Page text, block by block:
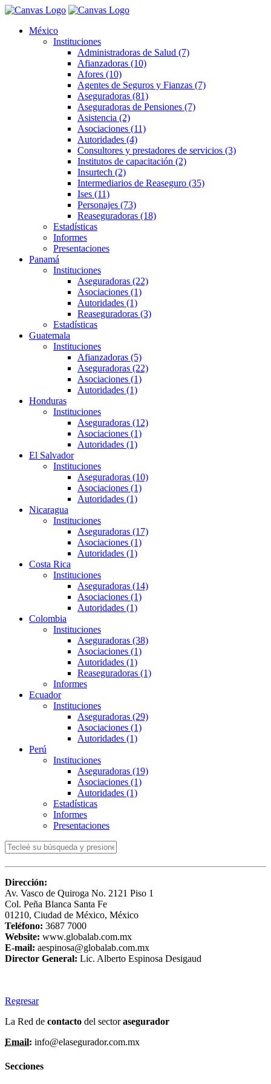
México
Instituciones
Administradoras de Salud (7)
Afianzadoras (10)
Afores (10)
Agentes de Seguros y Fianzas (7)
Aseguradoras (81)
Aseguradoras de Pensiones (7)
Asistencia (2)
Asociaciones (11)
Autoridades (4)
Consultores y prestadores de servicios (3)
Institutos de capacitación (2)
Insurtech (2)
Intermediarios de Reaseguro (35)
Ises (11)
Personajes (73)
Reaseguradoras (18)
Estadísticas
Informes
Presentaciones
Panamá
Instituciones
Aseguradoras (22)
Asociaciones (1)
Autoridades (1)
Reaseguradoras (3)
Estadísticas
Guatemala
Instituciones
Afianzadoras (5)
Aseguradoras (22)
Asociaciones (1)
Autoridades (1)
Honduras
Instituciones
Aseguradoras (12)
Asociaciones (1)
Autoridades (1)
El Salvador
Instituciones
Aseguradoras (10)
Asociaciones (1)
Autoridades (1)
Nicaragua
Instituciones
Aseguradoras (17)
Asociaciones (1)
Autoridades (1)
Costa Rica
Instituciones
Aseguradoras (14)
Asociaciones (1)
Autoridades (1)
Colombia
Instituciones
Aseguradoras (38)
Asociaciones (1)
Autoridades (1)
Reaseguradoras (1)
Informes
Ecuador
Instituciones
Aseguradoras (29)
Asociaciones (1)
Autoridades (1)
Perú
Instituciones
Aseguradoras (19)
Asociaciones (1)
Autoridades (1)
Estadísticas
Informes
Presentaciones
Dirección:
Av. Vasco de Quiroga No. 2121 Piso 1
Col. Peña Blanca Santa Fe
01210, Ciudad de México, México
Teléfono: 3687 7000
Website: www.globalab.com.mx
E-mail: aespinosa@globalab.com.mx
Director General: Lic. Alberto Espinosa Desigaud
Regresar
La Red de contacto del sectorasegurador
Email: info@elasegurador.com.mx
Secciones